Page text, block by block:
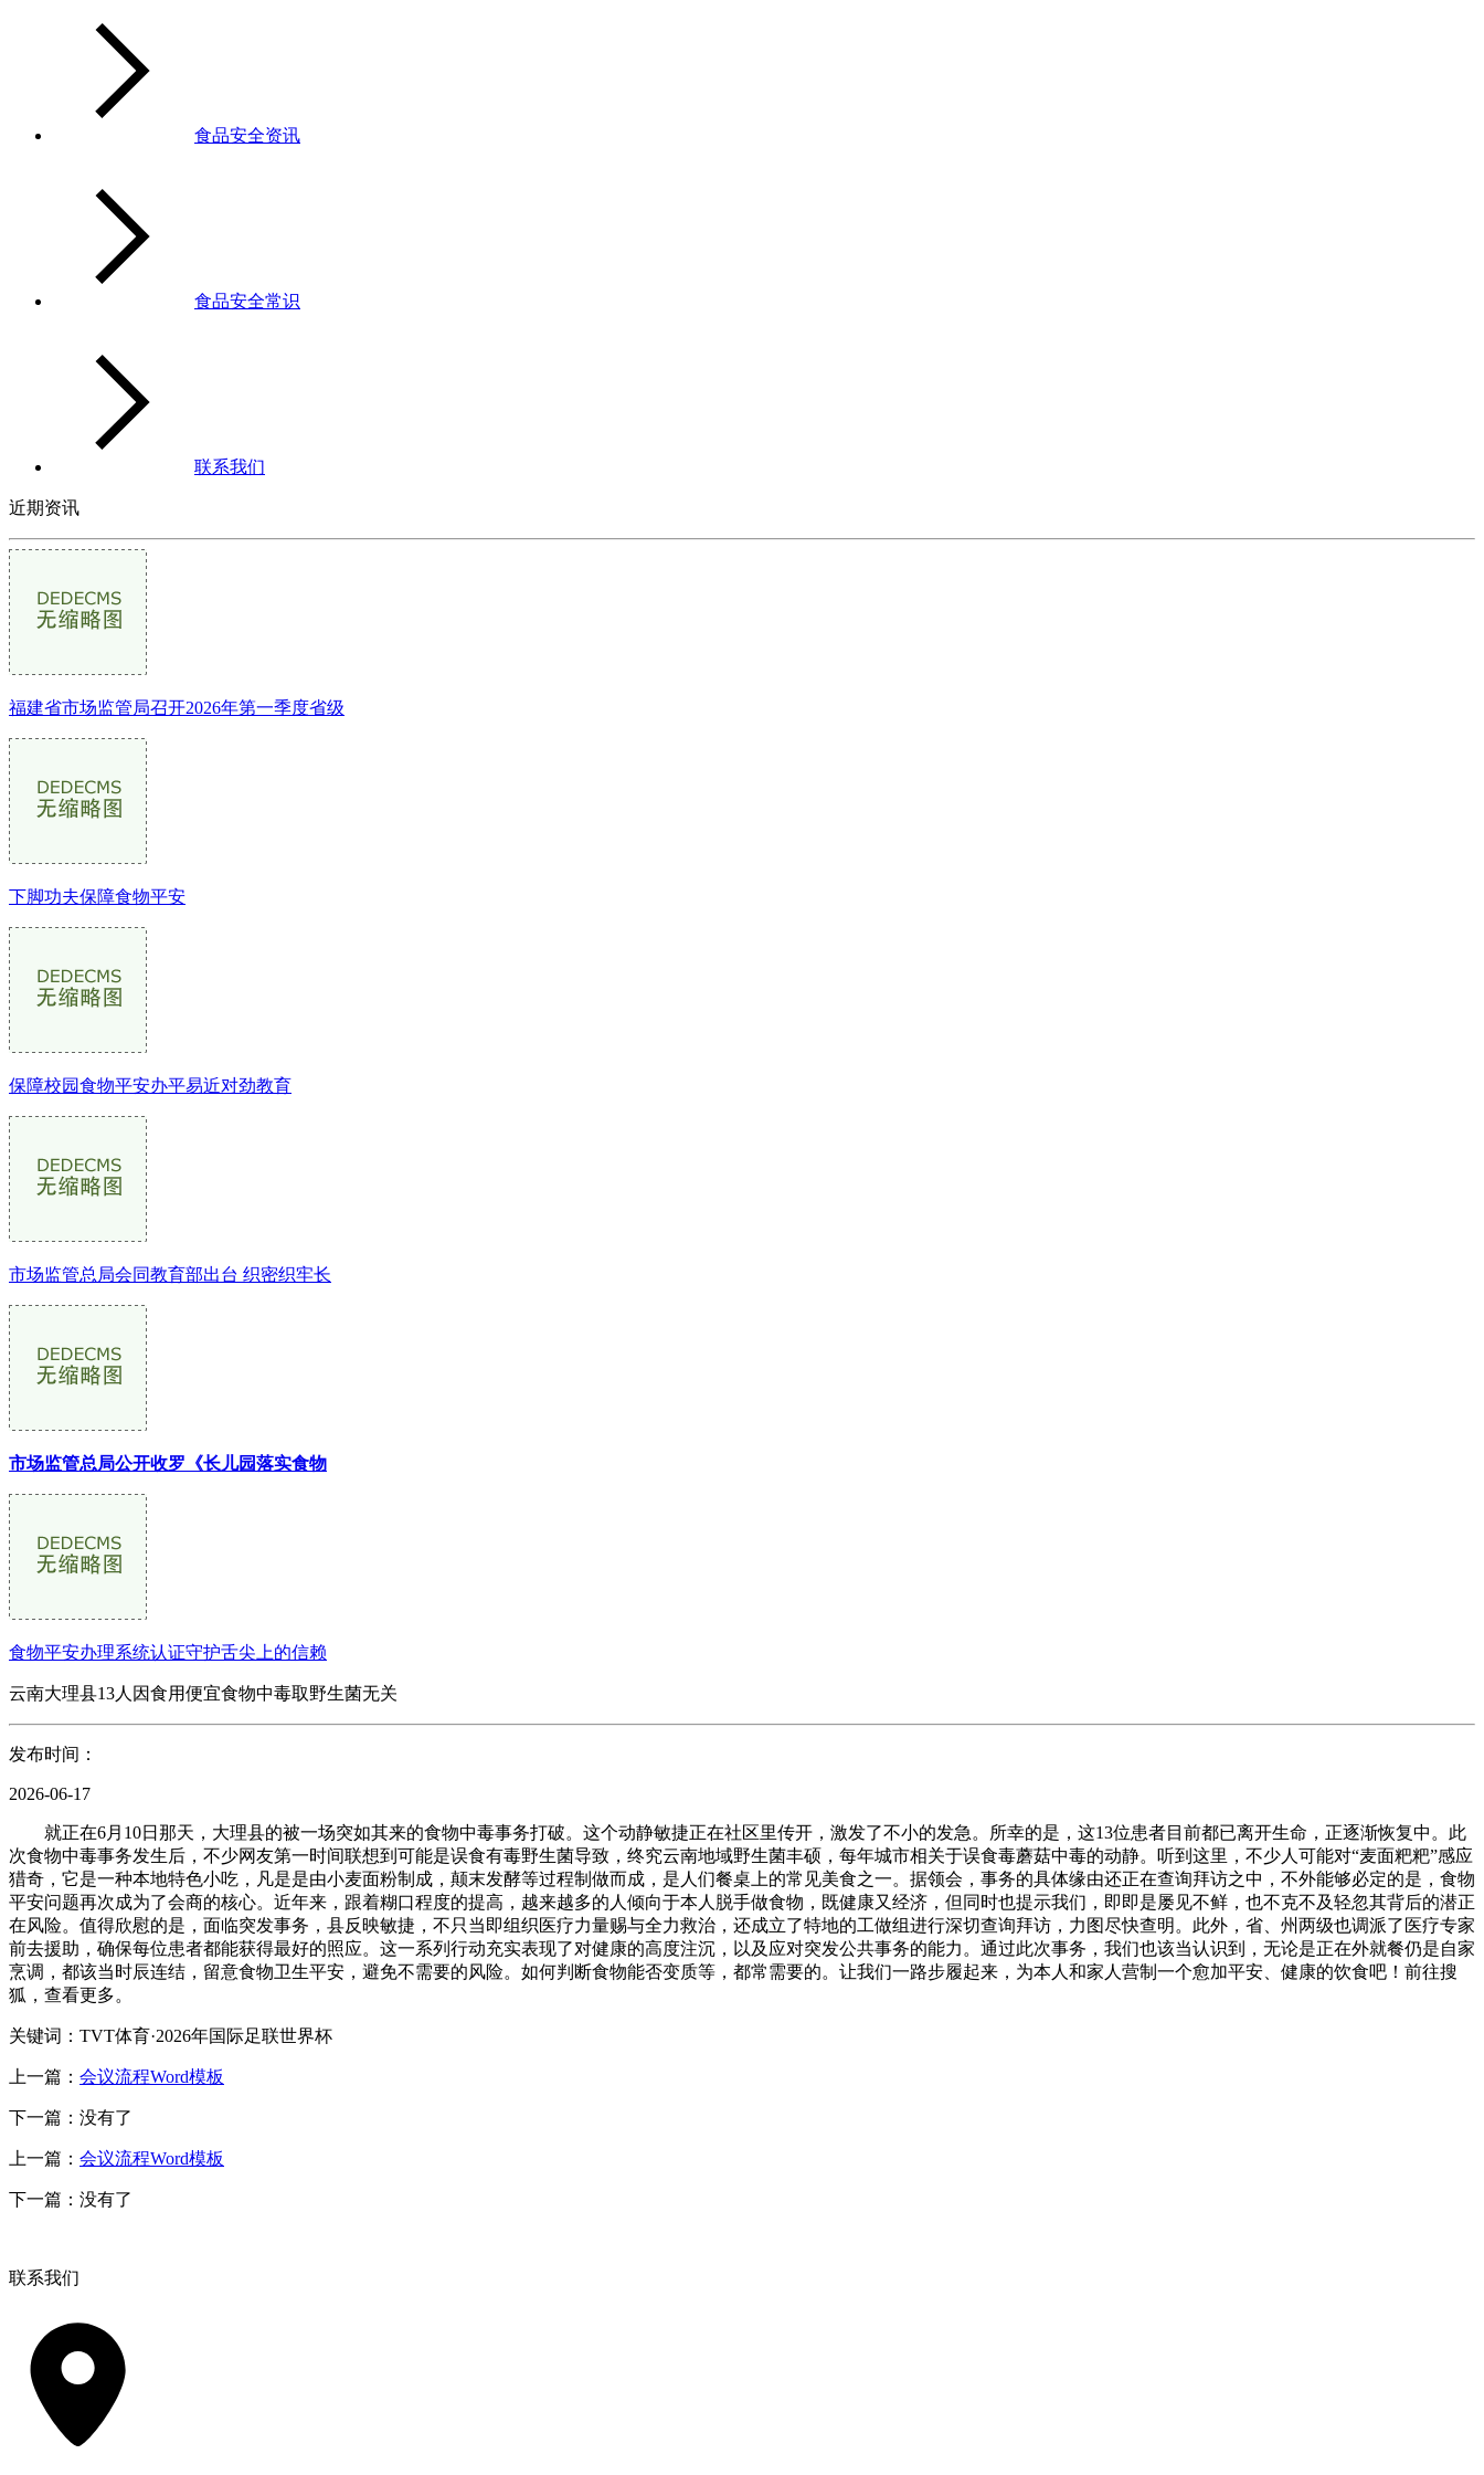
食品安全资讯
食品安全常识
联系我们
近期资讯
福建省市场监管局召开2026年第一季度省级
下脚功夫保障食物平安
保障校园食物平安办平易近对劲教育
市场监管总局会同教育部出台 织密织牢长
市场监管总局公开收罗《长儿园落实食物
食物平安办理系统认证守护舌尖上的信赖
云南大理县13人因食用便宜食物中毒取野生菌无关
发布时间：
2026-06-17
就正在6月10日那天，大理县的被一场突如其来的食物中毒事务打破。这个动静敏捷正在社区里传开，激发了不小的发急。所幸的是，这13位患者目前都已离开生命，正逐渐恢复中。此
次食物中毒事务发生后，不少网友第一时间联想到可能是误食有毒野生菌导致，终究云南地域野生菌丰硕，每年城市相关于误食毒蘑菇中毒的动静。听到这里，不少人可能对“麦面粑粑”感应
猎奇，它是一种本地特色小吃，凡是是由小麦面粉制成，颠末发酵等过程制做而成，是人们餐桌上的常见美食之一。据领会，事务的具体缘由还正在查询拜访之中，不外能够必定的是，食物
平安问题再次成为了会商的核心。近年来，跟着糊口程度的提高，越来越多的人倾向于本人脱手做食物，既健康又经济，但同时也提示我们，即即是屡见不鲜，也不克不及轻忽其背后的潜正
在风险。值得欣慰的是，面临突发事务，县反映敏捷，不只当即组织医疗力量赐与全力救治，还成立了特地的工做组进行深切查询拜访，力图尽快查明。此外，省、州两级也调派了医疗专家
前去援助，确保每位患者都能获得最好的照应。这一系列行动充实表现了对健康的高度注沉，以及应对突发公共事务的能力。通过此次事务，我们也该当认识到，无论是正在外就餐仍是自家
烹调，都该当时辰连结，留意食物卫生平安，避免不需要的风险。如何判断食物能否变质等，都常需要的。让我们一路步履起来，为本人和家人营制一个愈加平安、健康的饮食吧！前往搜
狐，查看更多。
关键词：TVT体育·2026年国际足联世界杯
上一篇： 会议流程Word模板
下一篇：没有了
上一篇： 会议流程Word模板
下一篇：没有了
联系我们